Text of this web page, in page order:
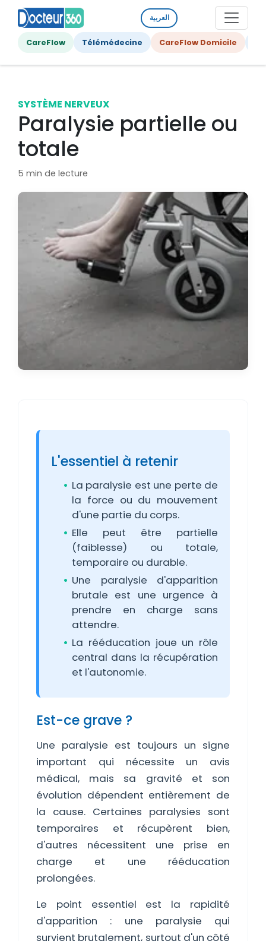
العربية
CareFlow Télémédecine CareFlow Domicile
SYSTÈME NERVEUX
Paralysie partielle ou
totale
5 min de lecture
L'essentiel à retenir
La paralysie est une perte de
la force ou du mouvement
d'une partie du corps.
Elle peut être partielle
(faiblesse) ou totale,
temporaire ou durable.
Une paralysie d'apparition
brutale est une urgence à
prendre en charge sans
attendre.
La rééducation joue un rôle
central dans la récupération
et l'autonomie.
Est-ce grave ?
Une paralysie est toujours un signe
important qui nécessite un avis
médical, mais sa gravité et son
évolution dépendent entièrement de
la cause. Certaines paralysies sont
temporaires et récupèrent bien,
d'autres nécessitent une prise en
charge et une rééducation
prolongées.
Le point essentiel est la rapidité
d'apparition : une paralysie qui
survient brutalement, surtout d'un côté